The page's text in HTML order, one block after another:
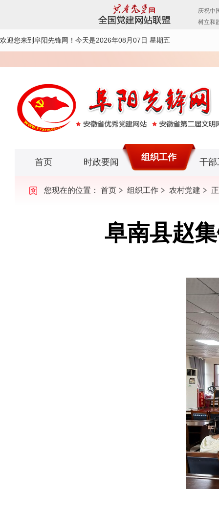
欢迎您来到阜阳先锋网！ 今天是2026年08月07日 星期五
首页 时政要闻 组织工作 干部
您现在的位置： 首页 组织工作 农村党建
阜南县赵